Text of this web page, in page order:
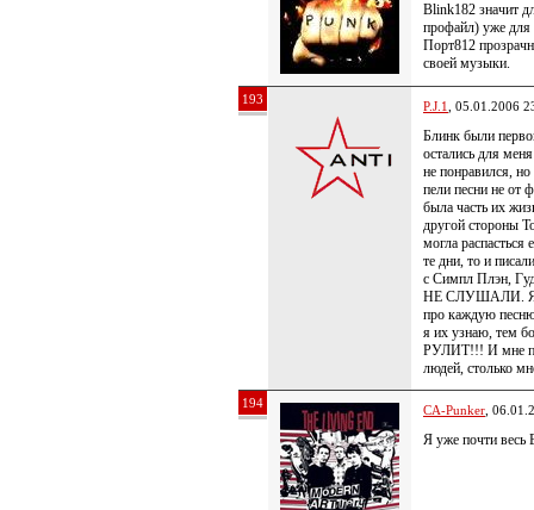
Blink182 значит
профайл) уже
Порт812
своей музыки.
193 P.J.1 , 05.01.2006
Блинк были
остались для
не понравился, но
пели песни не от
была часть их
другой стороны
могла распасться
те дни, то и
с Симпл Плэн,
НЕ СЛУШАЛИ. Я
про каждую
я их узнаю, тем
РУЛИТ!!! И мне
людей, столько
194 CA-Punker ,
Я уже почти весь